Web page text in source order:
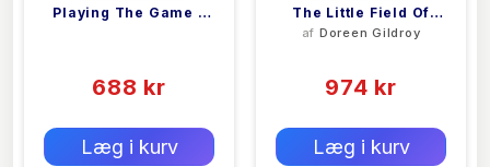
Playing The Game –
688 kr
Læg i kurv
The Little Field Of
Self
af Doreen Gildroy
974 kr
Læg i kurv